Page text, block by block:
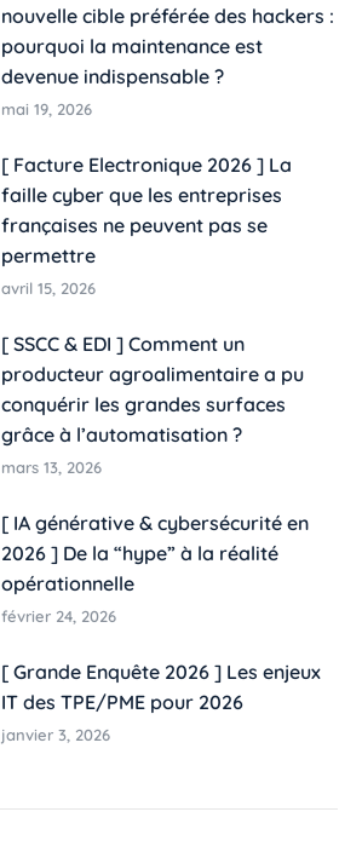
nouvelle cible préférée des hackers :
pourquoi la maintenance est
devenue indispensable ?
mai 19, 2026
[ Facture Electronique 2026 ] La
faille cyber que les entreprises
françaises ne peuvent pas se
permettre
avril 15, 2026
[ SSCC & EDI ] Comment un
producteur agroalimentaire a pu
conquérir les grandes surfaces
grâce à l’automatisation ?
mars 13, 2026
[ IA générative & cybersécurité en
2026 ] De la “hype” à la réalité
opérationnelle
février 24, 2026
[ Grande Enquête 2026 ] Les enjeux
IT des TPE/PME pour 2026
janvier 3, 2026